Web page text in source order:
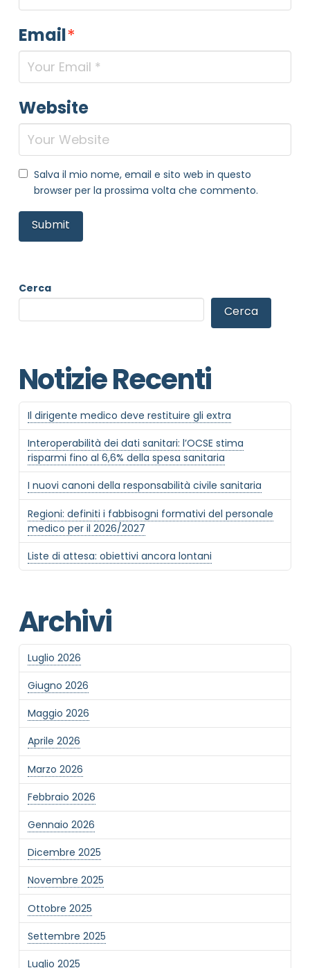
Email*
Website
Salva il mio nome, email e sito web in questo
browser per la prossima volta che commento.
Cerca
Cerca
Notizie Recenti
Il dirigente medico deve restituire gli extra
Interoperabilità dei dati sanitari: l’OCSE stima
risparmi fino al 6,6% della spesa sanitaria
I nuovi canoni della responsabilità civile sanitaria
Regioni: definiti i fabbisogni formativi del personale
medico per il 2026/2027
Liste di attesa: obiettivi ancora lontani
Archivi
Luglio 2026
Giugno 2026
Maggio 2026
Aprile 2026
Marzo 2026
Febbraio 2026
Gennaio 2026
Dicembre 2025
Novembre 2025
Ottobre 2025
Settembre 2025
Luglio 2025